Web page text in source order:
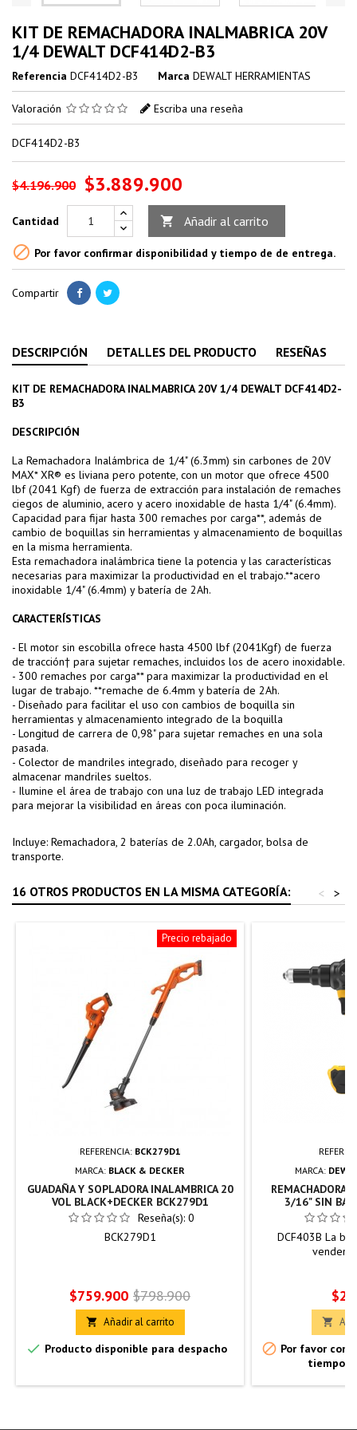
KIT DE REMACHADORA INALMABRICA 20V
1/4 DEWALT DCF414D2-B3
Referencia DCF414D2-B3 Marca DEWALT HERRAMIENTAS
Valoración Escriba una reseña
DCF414D2-B3
$4.196.900 $3.889.900
Cantidad  Añadir al carrito
 Por favor confirmar disponibilidad y tiempo de de entrega.
Compartir
DESCRIPCIÓN DETALLES DEL PRODUCTO RESEÑAS
KIT DE REMACHADORA INALMABRICA 20V 1/4 DEWALT DCF414D2-
B3
DESCRIPCIÓN
La Remachadora Inalámbrica de 1/4" (6.3mm) sin carbones de 20V
MAX* XR® es liviana pero potente, con un motor que ofrece 4500
lbf (2041 Kgf) de fuerza de extracción para instalación de remaches
ciegos de aluminio, acero y acero inoxidable de hasta 1/4" (6.4mm).
Capacidad para fijar hasta 300 remaches por carga**, además de
cambio de boquillas sin herramientas y almacenamiento de boquillas
en la misma herramienta.
Esta remachadora inalámbrica tiene la potencia y las características
necesarias para maximizar la productividad en el trabajo.**acero
inoxidable 1/4" (6.4mm) y batería de 2Ah.
CARACTERÍSTICAS
- El motor sin escobilla ofrece hasta 4500 lbf (2041Kgf) de fuerza
de tracción† para sujetar remaches, incluidos los de acero inoxidable.
- 300 remaches por carga** para maximizar la productividad en el
lugar de trabajo. **remache de 6.4mm y batería de 2Ah.
- Diseñado para facilitar el uso con cambios de boquilla sin
herramientas y almacenamiento integrado de la boquilla
- Longitud de carrera de 0,98" para sujetar remaches en una sola
pasada.
- Colector de mandriles integrado, diseñado para recoger y
almacenar mandriles sueltos.
- Ilumine el área de trabajo con una luz de trabajo LED integrada
para mejorar la visibilidad en áreas con poca iluminación.
Incluye: Remachadora, 2 baterías de 2.0Ah, cargador, bolsa de
transporte.
16 OTROS PRODUCTOS EN LA MISMA CATEGORÍA: >
<
Precio rebajado
REFERENCIA: BCK279D1
MARCA: BLACK & DECKER
GUADAÑA Y SOPLADORA INALAMBRICA 20
VOL BLACK+DECKER BCK279D1
Reseña(s): 0
BCK279D1
Precio
$759.900 Precio
base
$798.900
 Añadir al carrito
 Producto disponible para despacho
MARCA:
REMACHADORA
3/16" SIN
DCF403B La
venden

 Por favor
tiempo